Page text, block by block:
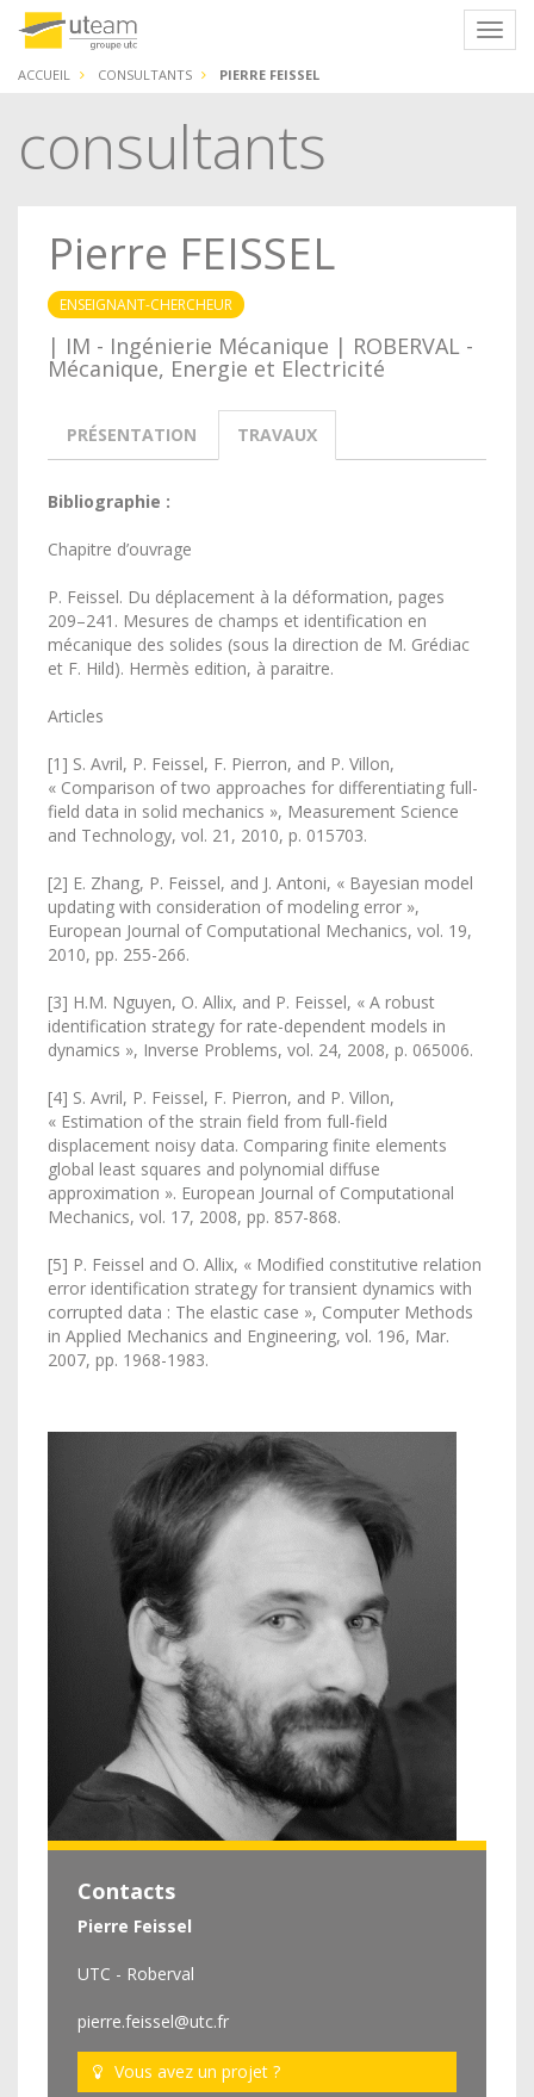
ACCUEIL CONSULTANTS PIERRE FEISSEL
consultants
Pierre FEISSEL
ENSEIGNANT-CHERCHEUR
| IM - Ingénierie Mécanique | ROBERVAL -
Mécanique, Energie et Electricité
PRÉSENTATION TRAVAUX
Bibliographie :
Chapitre d’ouvrage
P. Feissel. Du déplacement à la déformation, pages
209–241. Mesures de champs et identification en
mécanique des solides (sous la direction de M. Grédiac
et F. Hild). Hermès edition, à paraitre.
Articles
[1] S. Avril, P. Feissel, F. Pierron, and P. Villon,
« Comparison of two approaches for differentiating full-
field data in solid mechanics », Measurement Science
and Technology, vol. 21, 2010, p. 015703.
[2] E. Zhang, P. Feissel, and J. Antoni, « Bayesian model
updating with consideration of modeling error »,
European Journal of Computational Mechanics, vol. 19,
2010, pp. 255-266.
[3] H.M. Nguyen, O. Allix, and P. Feissel, « A robust
identification strategy for rate-dependent models in
dynamics », Inverse Problems, vol. 24, 2008, p. 065006.
[4] S. Avril, P. Feissel, F. Pierron, and P. Villon,
« Estimation of the strain field from full-field
displacement noisy data. Comparing finite elements
global least squares and polynomial diffuse
approximation ». European Journal of Computational
Mechanics, vol. 17, 2008, pp. 857-868.
[5] P. Feissel and O. Allix, « Modified constitutive relation
error identification strategy for transient dynamics with
corrupted data : The elastic case », Computer Methods
in Applied Mechanics and Engineering, vol. 196, Mar.
2007, pp. 1968-1983.
Contacts
Pierre Feissel
UTC - Roberval
pierre.feissel@utc.fr
Vous avez un projet ?
Panneau de gestion des cookies